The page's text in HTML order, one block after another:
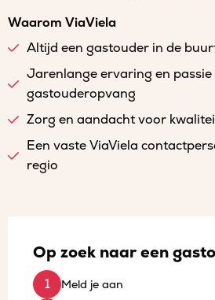
Waarom ViaViela
Altijd een gastouder in de
Jarenlange ervaring en
gastouderopvang
Zorg en aandacht voor
Een vaste ViaViela
regio
Op zoek naar een
Meld je aan